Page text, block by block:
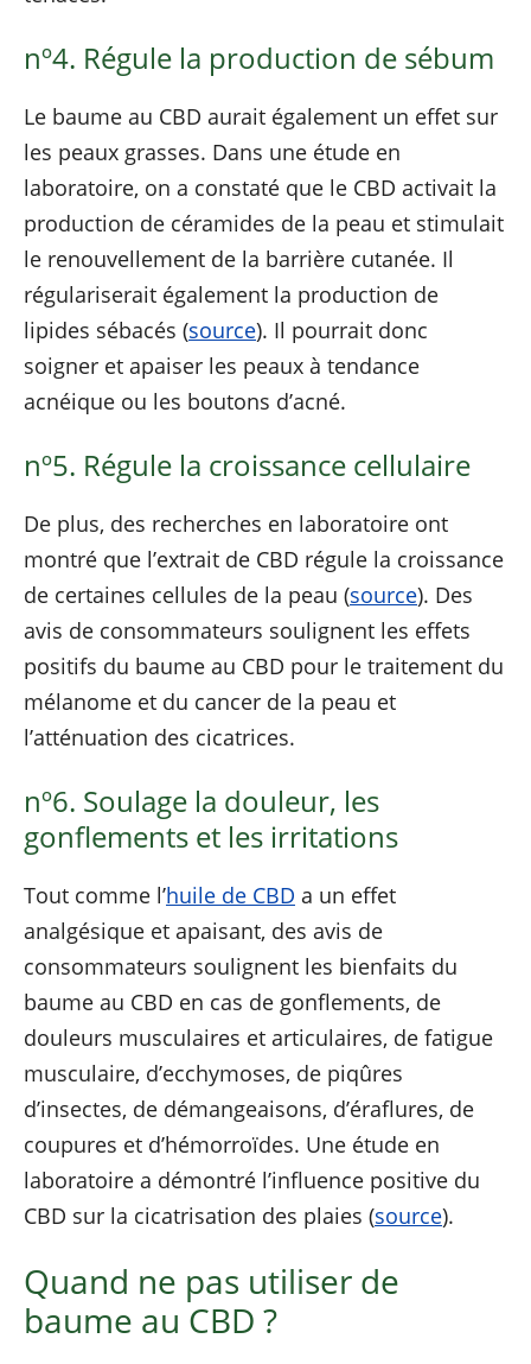
nº4. Régule la production de sébum
Le baume au CBD aurait également un effet sur
les peaux grasses. Dans une étude en
laboratoire, on a constaté que le CBD activait la
production de céramides de la peau et stimulait
le renouvellement de la barrière cutanée. Il
régulariserait également la production de
lipides sébacés (source). Il pourrait donc
soigner et apaiser les peaux à tendance
acnéique ou les boutons d’acné.
nº5. Régule la croissance cellulaire
De plus, des recherches en laboratoire ont
montré que l’extrait de CBD régule la croissance
de certaines cellules de la peau (source). Des
avis de consommateurs soulignent les effets
positifs du baume au CBD pour le traitement du
mélanome et du cancer de la peau et
l’atténuation des cicatrices.
nº6. Soulage la douleur, les
gonflements et les irritations
Tout comme l’huile de CBD a un effet
analgésique et apaisant, des avis de
consommateurs soulignent les bienfaits du
baume au CBD en cas de gonflements, de
douleurs musculaires et articulaires, de fatigue
musculaire, d’ecchymoses, de piqûres
d’insectes, de démangeaisons, d’éraflures, de
coupures et d’hémorroïdes. Une étude en
laboratoire a démontré l’influence positive du
CBD sur la cicatrisation des plaies (source).
Quand ne pas utiliser de
baume au CBD ?